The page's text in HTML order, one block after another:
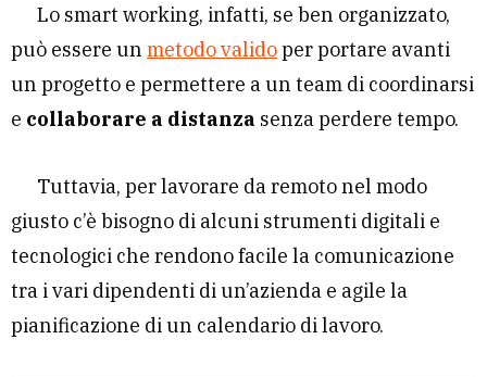
Lo smart working, infatti, se ben organizzato,
può essere un metodo validoper portare avanti
un progetto e permettere a un team di coordinarsi
e collaborare a distanza senza perdere tempo.
Tuttavia, per lavorare da remoto nel modo
giusto c’è bisogno di alcuni strumenti digitali e
tecnologici che rendono facile la comunicazione
tra i vari dipendenti di un’azienda e agile la
pianificazione di un calendario di lavoro.